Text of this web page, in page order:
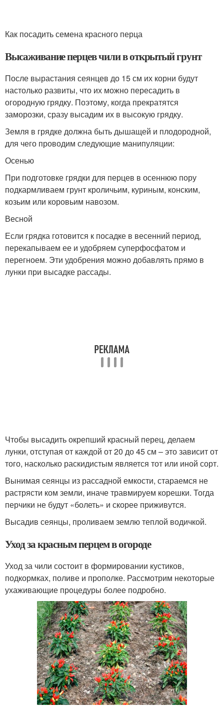
Как посадить семена красного перца
Высаживание перцев чили в открытый грунт
После вырастания сеянцев до 15 см их корни будут
настолько развиты, что их можно пересадить в
огородную грядку. Поэтому, когда прекратятся
заморозки, сразу высадим их в высокую грядку.
Земля в грядке должна быть дышащей и плодородной,
для чего проводим следующие манипуляции:
Осенью
При подготовке грядки для перцев в осеннюю пору
подкармливаем грунт кроличьим, куриным, конским,
козьим или коровьим навозом.
Весной
Если грядка готовится к посадке в весенний период,
перекапываем ее и удобряем суперфосфатом и
перегноем. Эти удобрения можно добавлять прямо в
лунки при высадке рассады.
Чтобы высадить окрепший красный перец, делаем
лунки, отступая от каждой от 20 до 45 см – это зависит от
того, насколько раскидистым является тот или иной сорт.
Вынимая сеянцы из рассадной емкости, стараемся не
растрясти ком земли, иначе травмируем корешки. Тогда
перчики не будут «болеть» и скорее приживутся.
Высадив сеянцы, проливаем землю теплой водичкой.
Уход за красным перцем в огороде
Уход за чили состоит в формировании кустиков,
подкормках, поливе и прополке. Рассмотрим некоторые
ухаживающие процедуры более подробно.